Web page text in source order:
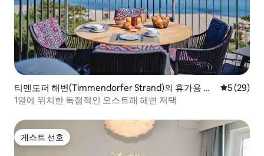
티멘도퍼 해변(Timmendorfer Strand)의 휴가용 주
택
평점 5점(5
5 (29)
1열에 위치한 독점적인 오스트해 해변 저택
게스트 선호
게스트 선호